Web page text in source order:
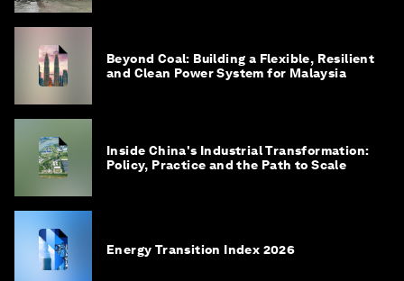
Beyond Coal: Building a Flexible, Resilient
and Clean Power System for Malaysia
Inside China's Industrial Transformation:
Policy, Practice and the Path to Scale
Energy Transition Index 2026